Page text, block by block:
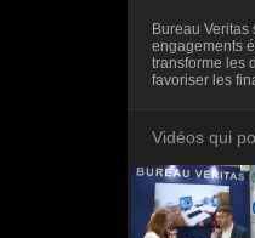
Bureau
engagements
transforme les
favoriser les
Vidéos qui